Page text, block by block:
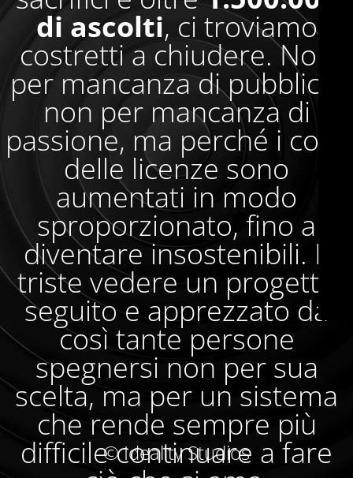
di ascolti, ci troviamo
costretti a chiudere. Non
per mancanza di pubblico,
non per mancanza di
passione, ma perché i costi
delle licenze sono
aumentati in modo
sproporzionato, fino a
diventare insostenibili. È
triste vedere un progetto
seguito e apprezzato da
così tante persone
spegnersi non per sua
scelta, ma per un sistema
che rende sempre più
difficile continuare a fare
© Ideality Studios